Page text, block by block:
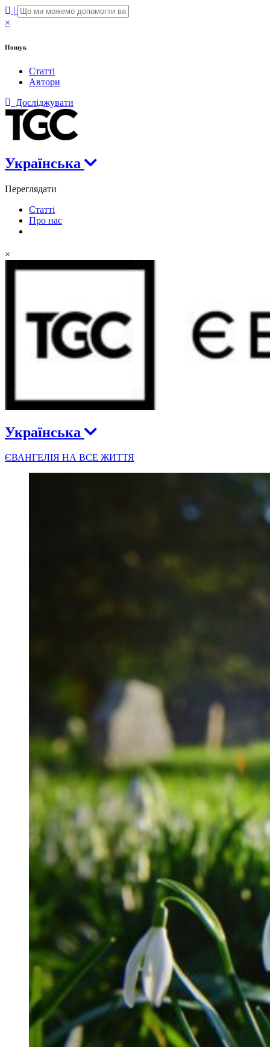
|
×
Пошук
Статті
Автори
Досліджувати
Українська
Переглядати
Статті
Про нас
×
Українська
ЄВАНГЕЛІЯ НА ВСЕ ЖИТТЯ